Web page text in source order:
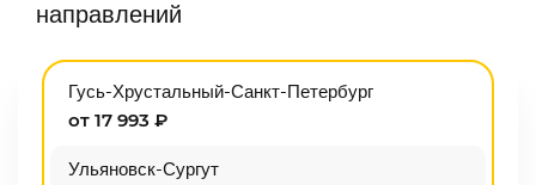
направлений
Гусь-Хрустальный-Санкт-Петербург
от 17 993 ₽
Ульяновск-Сургут